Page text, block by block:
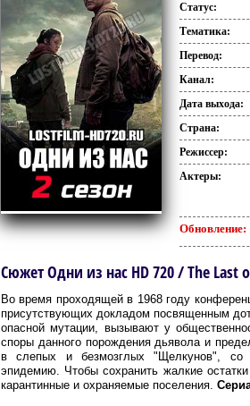
Статус:
Тематика:
Перевод:
Канал:
Дата выхода:
Страна:
Режиссер:
Актеры:
Обновление:
Сюжет Одни из нас HD 720 / The Last
Во время проходящей в 1968 году
присутствующих докладом посвященным
опасной мутации, вызывают у
споры данного порождения дьявола и
в слепых и безмозглых "Щелкунов", со
эпидемию. Чтобы сохранить жалкие
карантинные и охраняемые поселения.